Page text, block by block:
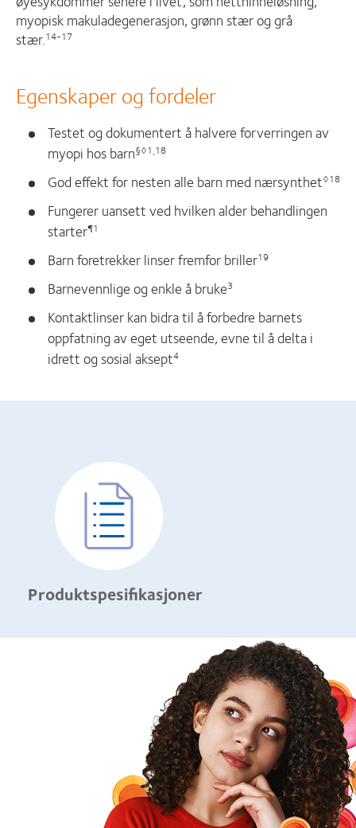
myopisk makuladegenerasjon, grønn stær og grå
stær.14-17
Egenskaper og fordeler
Testet og dokumentert å halvere forverringen av
myopi hos barn§◊1,18
God effekt for nesten alle barn med nærsynthet◊18
Fungerer uansett ved hvilken alder behandlingen
starter¶1
Barn foretrekker linser fremfor briller19
Barnevennlige og enkle å bruke3
Kontaktlinser kan bidra til å forbedre barnets
oppfatning av eget utseende, evne til å delta i
idrett og sosial aksept4
Produktspesifikasjoner